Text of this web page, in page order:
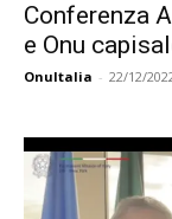
Conferenza
e Onu
OnuItalia - 22/12/